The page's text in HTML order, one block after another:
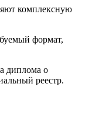
комплексную
формат,
диплома о
реестр.